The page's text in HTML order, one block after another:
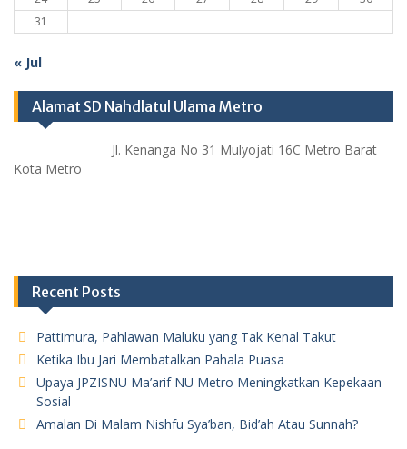
31
« Jul
Alamat SD Nahdlatul Ulama Metro
Jl. Kenanga No 31 Mulyojati 16C Metro Barat
Kota Metro
Recent Posts
Pattimura, Pahlawan Maluku yang Tak Kenal Takut
Ketika Ibu Jari Membatalkan Pahala Puasa
Upaya JPZISNU Ma’arif NU Metro Meningkatkan Kepekaan
Sosial
Amalan Di Malam Nishfu Sya’ban, Bid’ah Atau Sunnah?